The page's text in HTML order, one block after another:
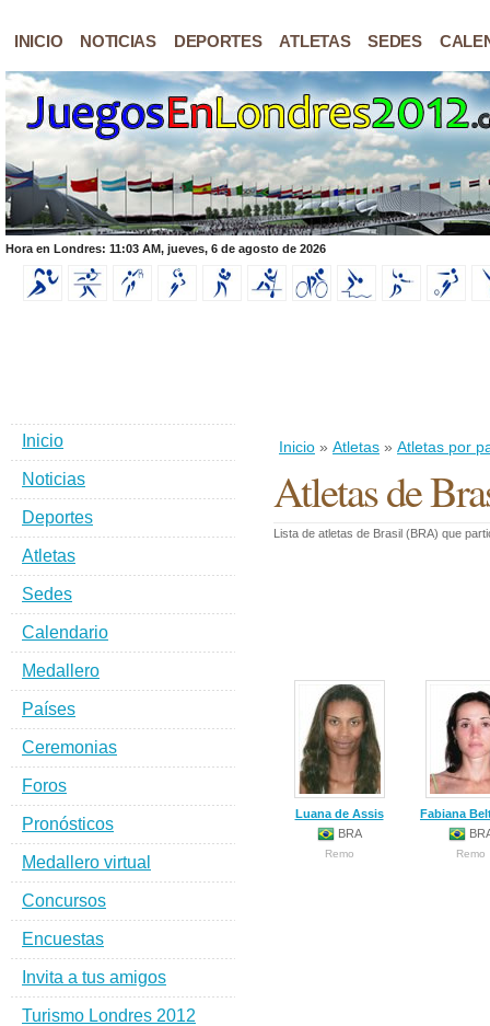
INICIO NOTICIAS DEPORTES ATLETAS SEDES
Hora en Londres: 11:03 AM, jueves, 6 de agosto de 2026
Inicio » Atletas » Atletas por
Atletas de
Lista de atletas de Brasil (BRA) que
Luana de Assis
BRA
Remo
Fabiana
Remo
Inicio
Noticias
Deportes
Atletas
Sedes
Calendario
Medallero
Países
Ceremonias
Foros
Pronósticos
Medallero virtual
Concursos
Encuestas
Invita a tus amigos
Turismo Londres 2012